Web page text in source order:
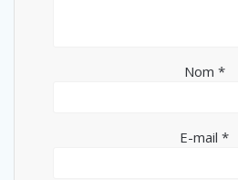
Nom *
E-mail *